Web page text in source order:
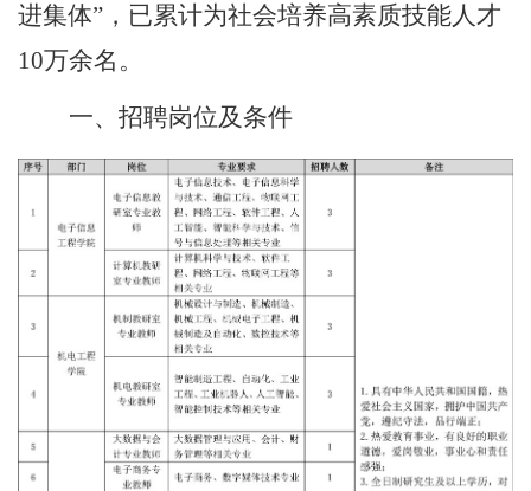
进集体” ， 已累计为社会培养高素质技能人才
10万余名。
一、 招聘岗位及条件